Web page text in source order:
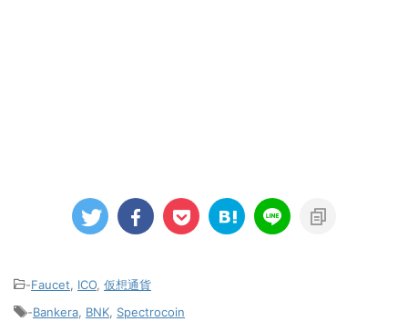
-Faucet ICO 仮想通貨
-Bankera BNK Spectrocoin